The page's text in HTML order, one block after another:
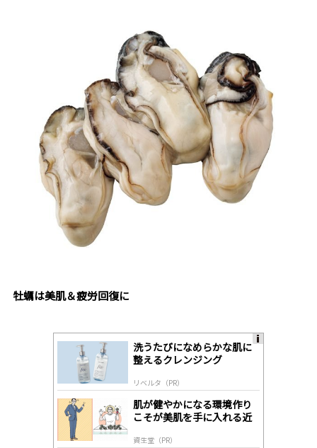
牡蠣は美肌＆疲労回復に
洗うたびになめらかな肌に
整えるクレンジング
リベルタ（PR）
肌が健やかになる環境作り
こそが美肌を手に入れる近
資生堂（PR）